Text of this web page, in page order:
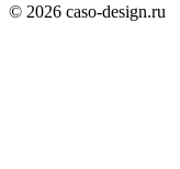
© 2026 caso-design.ru